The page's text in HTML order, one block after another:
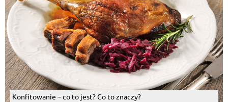
Konfitowanie – co to jest? Co to znaczy?